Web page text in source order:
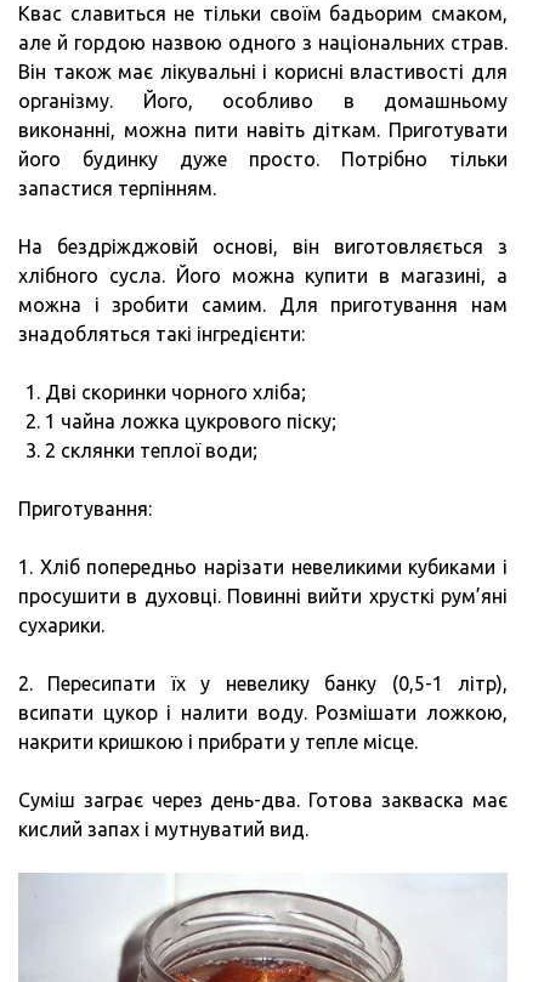
Квас славиться не тільки своїм бадьорим смаком,
але й гордою назвою одного з національних страв.
Він також має лікувальні і корисні властивості для
організму. Його, особливо в домашньому
виконанні, можна пити навіть діткам. Приготувати
його будинку дуже просто. Потрібно тільки
запастися терпінням.
На бездріжджовій основі, він виготовляється з
хлібного сусла. Його можна купити в магазині, а
можна і зробити самим. Для приготування нам
знадобляться такі інгредієнти:
Дві скоринки чорного хліба;
1 чайна ложка цукрового піску;
2 склянки теплої води;
Приготування:
1. Хліб попередньо нарізати невеликими кубиками і
просушити в духовці. Повинні вийти хрусткі рум’яні
сухарики.
2. Пересипати їх у невелику банку (0,5-1 літр),
всипати цукор і налити воду. Розмішати ложкою,
накрити кришкою і прибрати у тепле місце.
Суміш заграє через день-два. Готова закваска має
кислий запах і мутнуватий вид.